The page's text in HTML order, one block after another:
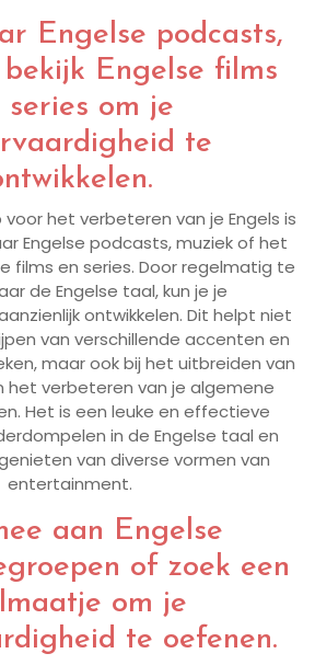
Engelse podcasts,
Engelse films
series om je
te
het verbeteren van je Engels is
Engelse podcasts, muziek of het
films en series. Door regelmatig te
de Engelse taal, kun je je
ontwikkelen. Dit helpt niet
van verschillende accenten en
maar ook bij het uitbreiden van
het verbeteren van je algemene
Het is een leuke en effectieve
in de Engelse taal en
van diverse vormen van
entertainment.
aan Engelse
of zoek een
om je
te oefenen.